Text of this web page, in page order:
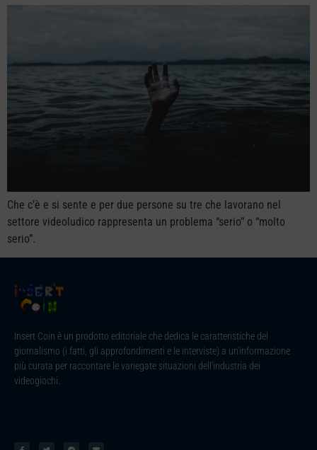
Che c’è e si sente e per due persone su tre che lavorano nel
settore videoludico rappresenta un problema “serio” o “molto
serio”.
Insert Coin è un prodotto editoriale che dedica le caratteristiche del
giornalismo (i fatti, gli approfondimenti e le interviste) a un’informazione
più curata per raccontare le variegate situazioni dell’industria dei
videogiochi.